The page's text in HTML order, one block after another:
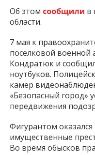
Об этом сообщили в
области.
7 мая к
поселковой
Кондратюк и
ноутбуков.
камер
«Безопасный город»
передвижения
Фигурантом
имущественные
Во время обысков